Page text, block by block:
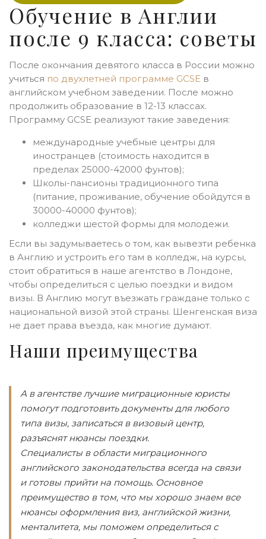
Обучение в Англии
после 9 класса: советы
После окончания девятого класса в России можно
учиться по двухлетней программе GCSE в
английском учебном заведении. После можно
продолжить образование в 12-13 классах.
Программу GCSE реализуют такие заведения:
международные учебные центры для
иностранцев (стоимость находится в
пределах 25000-42000 фунтов);
Школы-пансионы традиционного типа
(питание, проживание, обучение обойдутся в
30000-40000 фунтов);
колледжи шестой формы для молодежи.
Если вы задумываетесь о том, как вывезти ребенка
в Англию и устроить его там в колледж, на курсы,
стоит обратиться в наше агентство в Лондоне,
чтобы определиться с целью поездки и видом
визы. В Англию могут въезжать граждане только с
национальной визой этой страны. Шенгенская виза
не дает права въезда, как многие думают.
Наши преимущества
А в агентстве лучшие миграционные юристы
помогут подготовить документы для любого
типа визы, записаться в визовый центр,
разъяснят нюансы поездки.
Специалисты в области миграционного
английского законодательства всегда на связи
и готовы прийти на помощь. Основное
преимущество в том, что мы хорошо знаем все
нюансы оформления виз, английской жизни,
менталитета, мы поможем определиться с